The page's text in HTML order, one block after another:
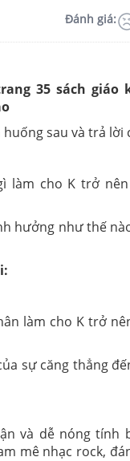
Đánh giá:
35 sách giáo
sau và trả lời
làm cho K trở
hưởng như thế
làm cho K trở
sự căng thẳng
và dễ nóng tính
mê nhạc rock,